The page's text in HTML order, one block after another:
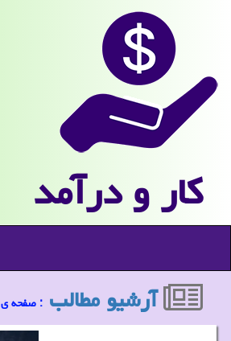
كار و درآمد
آرشیو مطالب : صفحه ی ۲